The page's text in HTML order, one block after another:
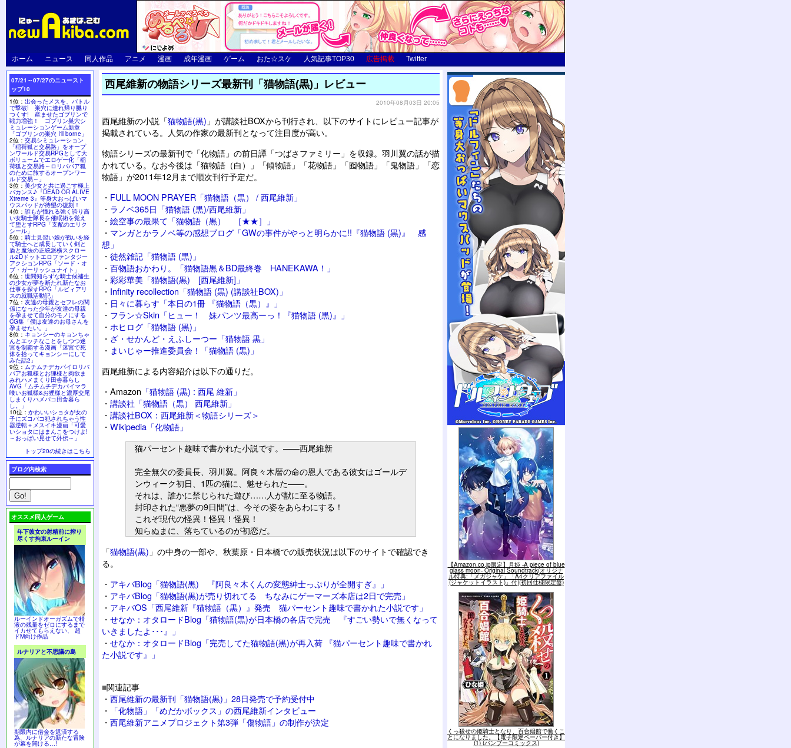
ホーム ニュース 同人作品 アニメ 漫画 成年漫画 ゲーム おた☆スケ 人気記事TOP30 広告掲載 Twitter
西尾維新の物語シリーズ最新刊「猫物語(黒)」レビュー
2010年08月03日 20:05
西尾維新の小説「猫物語(黒) 」が講談社BOXから刊行され、以下のサイトにレビュー記事が
掲載されている。人気の作家の最新刊となって注目度が高い。
物語シリーズの最新刊で「化物語」の前日譚「つばさファミリー」を収録。羽川翼の話が描
かれている。なお今後は「猫物語（白）」「傾物語」「花物語」「囮物語」「鬼物語」「恋
物語」が2011年12月まで順次刊行予定だ。
・ FULL MOON PRAYER「猫物語（黒） / 西尾維新」
・ ラノベ365日「猫物語 (黒)/西尾維新」
・ 絵空事の最果て「猫物語（黒） ［★★］」
・ マンガとかラノベ等の感想ブログ「GWの事件がやっと明らかに!!『猫物語 (黒)』 感
想」
・ 徒然雑記「猫物語 (黒)」
・ 百物語おかわり。「猫物語黒＆BD最終巻 HANEKAWA！」
・ 彩彩華美「猫物語(黒) [西尾維新]」
・ Infinity recollection「猫物語 (黒) (講談社BOX)」
・ 日々に暮らす「本日の1冊 『猫物語（黒）』」
・ フラン☆Skin「ヒュー！ 妹パンツ最高ーっ！『猫物語 (黒)』」
・ ホヒログ「猫物語 (黒)」
・ ざ・せかんど・えふしーつー「猫物語 黒」
・ まいじゃー推進委員会！「猫物語 (黒)」
西尾維新による内容紹介は以下の通りだ。
・ Amazon 「猫物語 (黒) : 西尾 維新」
・ 講談社「猫物語（黒） 西尾維新」
・ 講談社BOX：西尾維新＜物語シリーズ＞
・ Wikipedia「化物語」
猫パーセント趣味で書かれた小説です。――西尾維新
完全無欠の委員長、羽川翼。阿良々木暦の命の恩人である彼女はゴールデ
ンウィーク初日、1匹の猫に、魅せられた――。
それは、誰かに禁じられた遊び……人が獣に至る物語。
封印された“悪夢の9日間”は、今その姿をあらわにする！
これぞ現代の怪異！怪異！怪異！
知らぬまに、落ちているのが初恋だ。
「猫物語(黒) 」の中身の一部や、秋葉原・日本橋での販売状況は以下のサイトで確認でき
る。
・ アキバBlog「猫物語(黒) 『阿良々木くんの変態紳士っぷりが全開すぎ』」
・ アキバBlog「猫物語(黒)が売り切れてる ちなみにゲーマーズ本店は2日で完売」
・ アキバOS「西尾維新『猫物語（黒）』発売 猫パーセント趣味で書かれた小説です」
・ せなか：オタロードBlog「猫物語(黒)が日本橋の各店で完売 『すごい勢いで無くなって
いきましたよ･･･』」
・ せなか：オタロードBlog「完売してた猫物語(黒)が再入荷 『猫パーセント趣味で書かれ
た小説です』」
■関連記事
・ 西尾維新の最新刊「猫物語(黒)」28日発売で予約受付中
・
「化物語」「めだかボックス」の西尾維新インタビュー
・ 西尾維新アニメプロジェクト第3弾「傷物語」の制作が決定
07/21～07/27のニュースト
ップ10
1位： 出会ったメスを、バトル
で撃破! 巣穴に連れ帰り嬲り
つくす! 産ませたゴブリンで
戦力増強！ ゴブリン巣穴シ
ミュレーションゲーム新章
「ゴブリンの巣穴 I'll borne」
2位： 交易シミュレーション
「稲荷狐と交易路」をオープ
ンワールド交易RPGとして大
ボリュームでエロゲー化「稲
荷狐と交易路～ロリババア狐
のために旅するオープンワー
ルド交易～」
3位： 美少女と共に過ごす極上
バカンス♪『DEAD OR ALIVE
Xtreme 3』等身大おっぱいマ
ウスパッドが待望の復刻！
4位： 誰もが憧れる強く誇り高
い女騎士隊長を催眠術を覚え
て堕とすRPG「支配のエリク
シール」
5位： 騎士見習い娘が戦いを経
て騎士へと成長していく剣と
盾と魔法の正統派横スクロー
ル2Dドットエロファンタジー
アクションRPG「ソード・オ
ブ・ガーリッシュナイト」
6位： 世間知らずな騎士候補生
の少女が夢を断たれ新たなお
仕事を探すRPG「ルビィアリ
スの就職活動記」
7位： 友達の母親とセフレの関
係になった少年が友達の母親
を孕ませて自分のモノにする
CG集「僕は友達のお母さんを
孕ませたい。」
8位： キョンシーのキョンちゃ
んとエッチなことをしつつ迷
宮を制覇する漫画「迷宮で死
体を拾ってキョンシーにして
みた話2」
9位： ムチムチデカパイロリバ
バアお狐様とお狸様と肉欲ま
みれハメまくり田舎暮らし
AVG「ムチムチデカパイマラ
喰いお狐様&お狸様と濃厚交尾
しまくりハメパコ田舎暮ら
し。」
10位： かわいいショタが女の
子にズコバコ犯されちゃう性
器逆転＋メスイキ漫画「可愛
いショタにはまんこをつけよ!
～おっぱい見せて外伝～」
トップ20の続きはこちら
ブログ内検索
オススメ同人ゲーム
年下彼女の射精前に搾り
尽くす拘束ルーイン
ルーインドオーガズムで精
液の残量をゼロにするまで
イカせてもらえない、 超
ドM向け作品
ルナリアと不思議の島
期限内に借金を返済する
為、ルナリアの新たな冒険
が幕を開ける…!
【Amazon.co.jp限定】月姫 -A piece of blue
glass moon- Original Soundtrack(オリジナ
ル特典:「メガジャケ」「A4クリアファイル
(ジャケットイラスト)」付)(初回仕様限定盤)
くっ殺せの姫騎士となり、百合娼館で働くこ
とになりました。【電子限定ペーパー付き】
(1) (バンブーコミックス)